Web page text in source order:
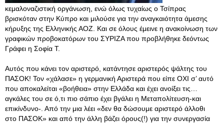
κεμαλοναζιστική οργάνωση, ενώ όλως τυχαίως ο Τσίπρας
βρισκόταν στην Κύπρο και μιλούσε για την αναγκαιότητα άμεσης
κήρυξης της Ελληνικής ΑΟΖ. Και σε όλους έμεινε η ανακοίνωση των
γραφικών προβοκατόρων του ΣΥΡΙΖΑ που προβλήθηκε δεόντως
Γράφει η Σοφία Τ.
Αυτός που κάνει τον αριστερό, κατάντησε αριστερός ψάλτης του
ΠΑΣΟΚ! Τον «χάλασε» η γερμανική Αριστερά που είπε ΟΧΙ σ’ αυτό
που αποκαλείται «βοήθεια» στην Ελλάδα και έχει ανοίξει τις…
αγκάλες του σε ό,τι πιο σάπιο έχει βγάλει η Μεταπολίτευση-και
επικίνδυνο-. Από την μια λέει «δεν θα δώσουμε αριστερό άλλοθι
στο ΠΑΣΟΚ» και από την άλλη βάζει όρους(!) για την συνεργασία